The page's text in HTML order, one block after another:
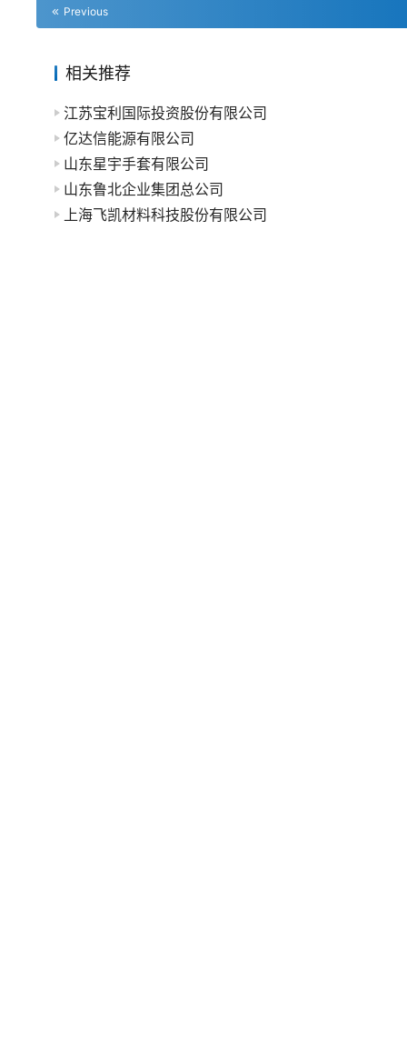
Previous
相关推荐
江苏宝利国际投资股份有限公司
亿达信能源有限公司
山东星宇手套有限公司
山东鲁北企业集团总公司
上海飞凯材料科技股份有限公司